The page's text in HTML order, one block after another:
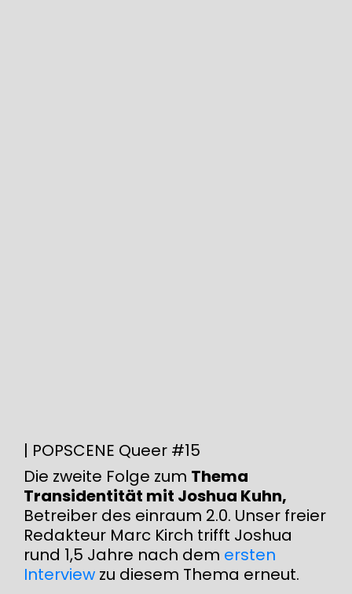
| POPSCENE Queer #15
Die zweite Folge zum Thema
Transidentität mit Joshua Kuhn,
Betreiber des einraum 2.0. Unser freier
Redakteur Marc Kirch trifft Joshua
rund 1,5 Jahre nach dem ersten
Interview zu diesem Thema erneut.